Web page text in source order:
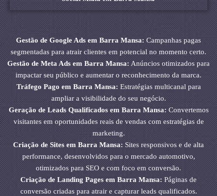
Gestão de Google Ads em Barra Mansa:Campanhas pagas
segmentadas para atrair clientes em potencial no momento certo.
Gestão de Meta Ads em Barra Mansa:Anúncios otimizados para
impactar seu público e aumentar o reconhecimento da marca.
Tráfego Pago em Barra Mansa: Estratégias multicanal para
ampliar a visibilidade do seu negócio.
Geração de Leads Qualificados em Barra Mansa:Convertemos
visitantes em oportunidades reais de vendas com estratégias de
marketing.
Criação de Sites em Barra Mansa:Sites responsivos e de alta
performance, desenvolvidos para o mercado automotivo,
otimizados para SEO e com foco em conversão.
Criação de Landing Pages em Barra Mansa:Páginas de
conversão criadas para atrair e capturar leads qualificados.